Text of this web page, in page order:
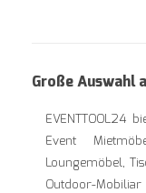
42,50€
Große Auswahl
EVENTTOOL24
Event
Loungemöbel,
Outdoor-